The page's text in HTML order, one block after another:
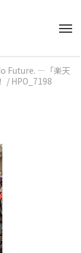
Future. ―「楽天
/ HPO_7198